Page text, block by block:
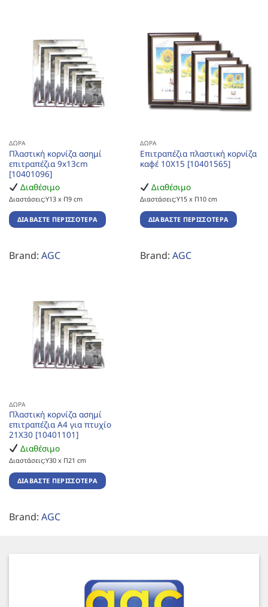
ΔΏΡΑ
Πλαστική κορνίζα ασημί
επιτραπέζια 9x13cm
[10401096]
Διαθέσιμο
Διαστάσεις:Υ13 x Π9 cm
ΔΙΑΒΆΣΤΕ ΠΕΡΙΣΣΌΤΕΡΑ
Brand: AGC
ΔΏΡΑ
Επιτραπέζια πλαστική κορνίζα
καφέ 10Χ15 [10401565]
Διαθέσιμο
Διαστάσεις:Υ15 x Π10 cm
ΔΙΑΒΆΣΤΕ ΠΕΡΙΣΣΌΤΕΡΑ
Brand: AGC
ΔΏΡΑ
Πλαστική κορνίζα ασημί
επιτραπέζια Α4 για πτυχίο
21Χ30 [10401101]
Διαθέσιμο
Διαστάσεις:Υ30 x Π21 cm
ΔΙΑΒΆΣΤΕ ΠΕΡΙΣΣΌΤΕΡΑ
Brand: AGC